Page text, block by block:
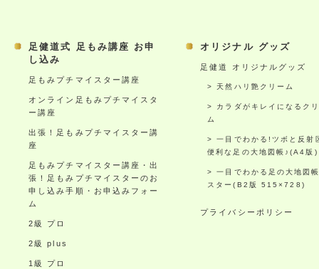
足健道式 足もみ講座 お申
し込み
足もみプチマイスター講座
オンライン足もみプチマイスタ
ー講座
出張！足もみプチマイスター講
座
足もみプチマイスター講座・出
張！足もみプチマイスターのお
申し込み手順・お申込みフォー
ム
2級 プロ
2級 plus
1級 プロ
オリジナル グッズ
足健道 オリジナルグッズ
天然ハリ艶クリーム
カラダがキレイになるク
ム
一目でわかる!ツボと反射
便利な足の大地図帳♪(A4版)
一目でわかる足の大地図
スター(B2版 515×728)
プライバシーポリシー